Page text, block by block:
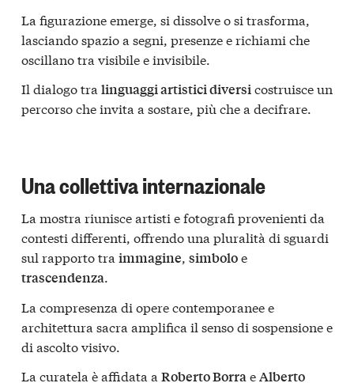
La figurazione emerge, si dissolve o si trasforma,
lasciando spazio a segni, presenze e richiami che
oscillano tra visibile e invisibile.
Il dialogo tra linguaggi artistici diversicostruisce un
percorso che invita a sostare, più che a decifrare.
Una collettiva internazionale
La mostra riunisce artisti e fotografi provenienti da
contesti differenti, offrendo una pluralità di sguardi
sul rapporto tra immagine, simboloe
trascendenza.
La compresenza di opere contemporanee e
architettura sacra amplifica il senso di sospensione e
di ascolto visivo.
La curatela è affidata a Roberto BorraeAlberto